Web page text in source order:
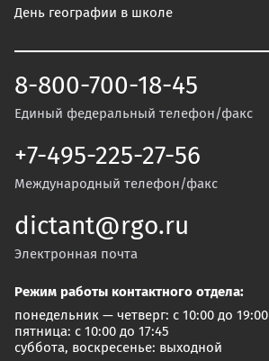
День географии в школе
8-800-700-18-45
Единый федеральный телефон/факс
+7-495-225-27-56
Международный телефон/факс
dictant@rgo.ru
Электронная почта
Режим работы контактного отдела:
понедельник — четверг: с 10:00 до 19:00
пятница: с 10:00 до 17:45
суббота, воскресенье: выходной